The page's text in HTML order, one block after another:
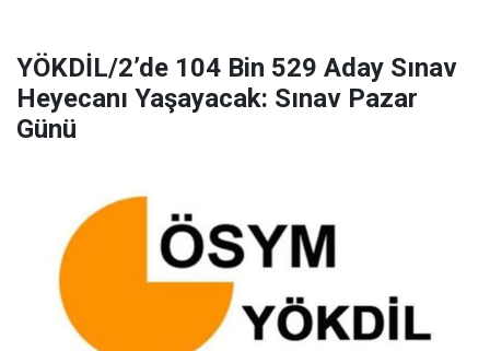
YÖKDİL/2’de 104 Bin 529 Aday Sınav
Heyecanı Yaşayacak: Sınav Pazar
Günü